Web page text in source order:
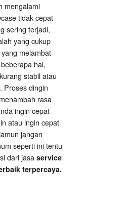
mengalami
tidak cepat
sering terjadi,
yang cukup
melambat
hal,
stabil atau
Proses dingin
rasa
ingin cepat
atau ingin cepat
jangan
seperti ini tentu
dari jasa service
terpercaya.